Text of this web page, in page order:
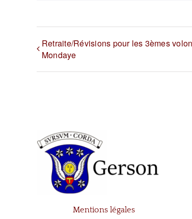
Retraite/Révisions pour les 3èmes
Mondaye
Mentions légales